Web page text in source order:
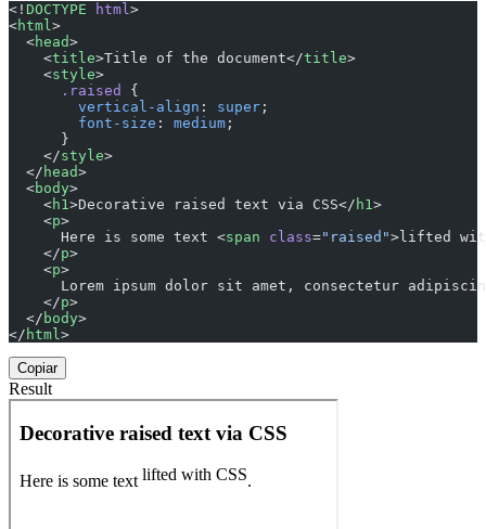
<! DOCTYPE html>
<html>
  <
head>
    <
title>Title of the document</title>
    <
style>
      .raised
{
        vertical-align
: super ;
        font-size
: medium ;
      }
    </
style>
  </
head>
  <
body>
    <
h1>Decorative raised text via CSS</ h1>
    <
p>
      Here is some text <
span class="raised">lifted
    </
p>
    <
p>
Lorem ipsum dolor sit amet, consectetur
    </
p>
  </
body>
</ html>
Copiar
Result